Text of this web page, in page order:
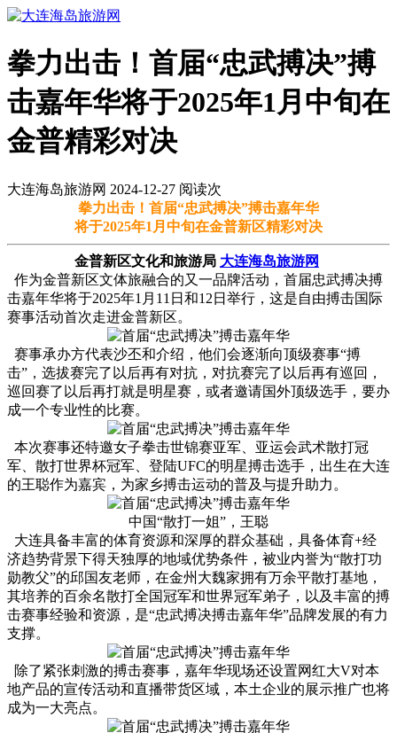
拳力出击！首届“忠武搏决”搏
击嘉年华将于2025年1月中旬在
金普精彩对决
大连海岛旅游网 2024-12-27 阅读次
拳力出击！首届“忠武搏决”搏击嘉年华
将于2025年1月中旬在金普新区精彩对决
金普新区文化和旅游局 大连海岛旅游网
作为金普新区文体旅融合的又一品牌活动，首届忠武搏决搏
击嘉年华将于2025年1月11日和12日举行，这是自由搏击国际
赛事活动首次走进金普新区。
赛事承办方代表沙丕和介绍，他们会逐渐向顶级赛事“搏
击”，选拔赛完了以后再有对抗，对抗赛完了以后再有巡回，
巡回赛了以后再打就是明星赛，或者邀请国外顶级选手，要办
成一个专业性的比赛。
本次赛事还特邀女子拳击世锦赛亚军、亚运会武术散打冠
军、散打世界杯冠军、登陆UFC的明星搏击选手，出生在大连
的王聪作为嘉宾，为家乡搏击运动的普及与提升助力。
中国“散打一姐”，王聪
大连具备丰富的体育资源和深厚的群众基础，具备体育+经
济趋势背景下得天独厚的地域优势条件，被业内誉为“散打功
勋教父”的邱国友老师，在金州大魏家拥有万余平散打基地，
其培养的百余名散打全国冠军和世界冠军弟子，以及丰富的搏
击赛事经验和资源，是“忠武搏决搏击嘉年华”品牌发展的有力
支撑。
除了紧张刺激的搏击赛事，嘉年华现场还设置网红大V对本
地产品的宣传活动和直播带货区域，本土企业的展示推广也将
成为一大亮点。